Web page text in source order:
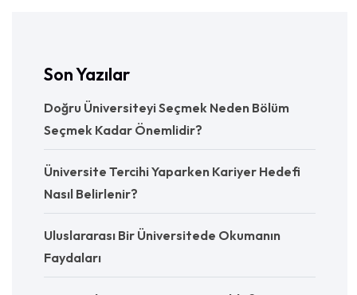
Son Yazılar
Doğru Üniversiteyi Seçmek Neden Bölüm
Seçmek Kadar Önemlidir?
Üniversite Tercihi Yaparken Kariyer Hedefi
Nasıl Belirlenir?
Uluslararası Bir Üniversitede Okumanın
Faydaları